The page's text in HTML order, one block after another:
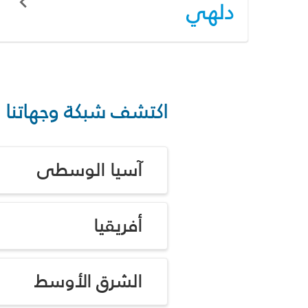
دلهي
اكتشف شبكة وجهاتنا
آسيا الوسطى
أفريقيا
الشرق الأوسط